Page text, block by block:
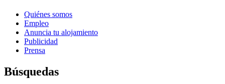
Quiénes somos
Empleo
Anuncia tu alojamiento
Publicidad
Prensa
Búsquedas